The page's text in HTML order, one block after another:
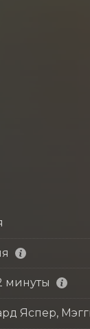
минуты
Яспер,